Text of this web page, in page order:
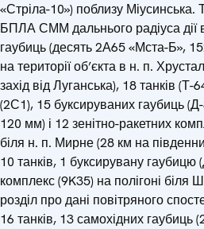
«Стріла-10») поблизу Міусинська.
БПЛА СММ дальнього радіуса дії
гаубиць (десять 2А65 «Мста-Б»,
на території об’єкта в н. п.
захід від Луганська), 18 танків
(2С1), 15 буксируваних гаубиць
120 мм) і 12 зенітно-ракетних
біля н. п. Мирне (28 км на
10 танків, 1 буксирувану гаубицю
комплекс (9K35) на полігоні біля
розділ про дані повітряного
16 танків, 13 самохідних гаубиць